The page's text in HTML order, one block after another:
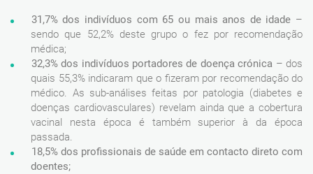
31,7% dos indivíduos com 65 ou mais anos de idade –
sendo que 52,2% deste grupo o fez por recomendação
médica;
32,3% dos indivíduos portadores de doença crónica – dos
quais 55,3% indicaram que o fizeram por recomendação do
médico. As sub-análises feitas por patologia (diabetes e
doenças cardiovasculares) revelam ainda que a cobertura
vacinal nesta época é também superior à da época
passada.
18,5% dos profissionais de saúde em contacto direto com
doentes;